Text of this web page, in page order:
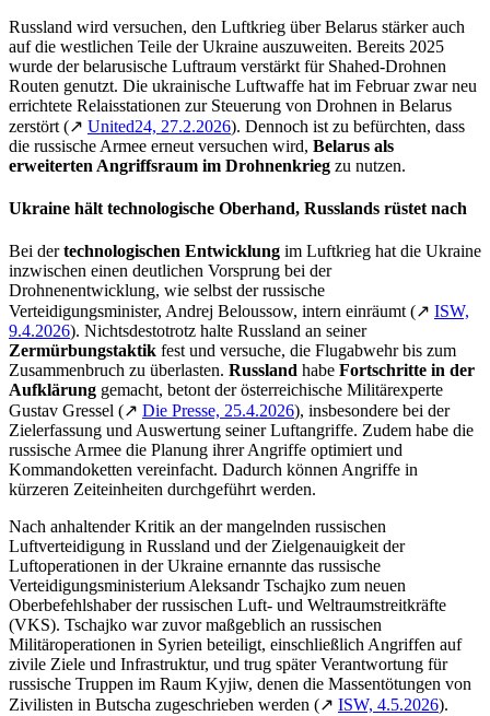
Russland wird versuchen, den Luftkrieg über Belarus stärker auch
auf die westlichen Teile der Ukraine auszuweiten. Bereits 2025
wurde der belarusische Luftraum verstärkt für Shahed-Drohnen
Routen genutzt. Die ukrainische Luftwaffe hat im Februar zwar neu
errichtete Relaisstationen zur Steuerung von Drohnen in Belarus
zerstört (↗ United24, 27.2.2026). Dennoch ist zu befürchten, dass
die russische Armee erneut versuchen wird, Belarus als
erweiterten Angriffsraum im Drohnenkrieg zu nutzen.
Ukraine hält technologische Oberhand, Russlands rüstet nach
Bei dertechnologischen Entwicklung im Luftkrieg hat die Ukraine
inzwischen einen deutlichen Vorsprung bei der
Drohnenentwicklung, wie selbst der russische
Verteidigungsminister, Andrej Beloussow, intern einräumt (↗ ISW,
9.4.2026). Nichtsdestotrotz halte Russland an seiner
Zermürbungstaktik fest und versuche, die Flugabwehr bis zum
Zusammenbruch zu überlasten. Russland habe Fortschritte in der
Aufklärung gemacht, betont der österreichische Militärexperte
Gustav Gressel (↗ Die Presse, 25.4.2026), insbesondere bei der
Zielerfassung und Auswertung seiner Luftangriffe. Zudem habe die
russische Armee die Planung ihrer Angriffe optimiert und
Kommandoketten vereinfacht. Dadurch können Angriffe in
kürzeren Zeiteinheiten durchgeführt werden.
Nach anhaltender Kritik an der mangelnden russischen
Luftverteidigung in Russland und der Zielgenauigkeit der
Luftoperationen in der Ukraine ernannte das russische
Verteidigungsministerium Aleksandr Tschajko zum neuen
Oberbefehlshaber der russischen Luft- und Weltraumstreitkräfte
(VKS). Tschajko war zuvor maßgeblich an russischen
Militäroperationen in Syrien beteiligt, einschließlich Angriffen auf
zivile Ziele und Infrastruktur, und trug später Verantwortung für
russische Truppen im Raum Kyjiw, denen die Massentötungen von
Zivilisten in Butscha zugeschrieben werden (↗ ISW, 4.5.2026).